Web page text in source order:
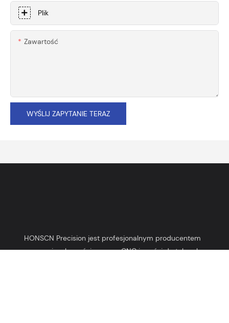
Plik
Zawartość
WYŚLIJ ZAPYTANIE TERAZ
HONSCN Precision jest profesjonalnym producentem
precyzyjnych części maszyn CNC i części do tokarek